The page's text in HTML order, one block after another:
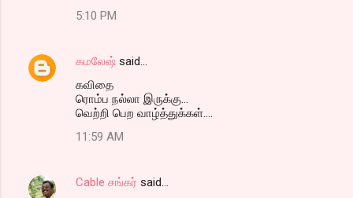
5:10 PM
கமலேஷ் said…
கவிதை
ரொம்ப நல்லா இருக்கு...
வெற்றி பெற வாழ்த்துக்கள்....
11:59 AM
Cable சங்கர் said…